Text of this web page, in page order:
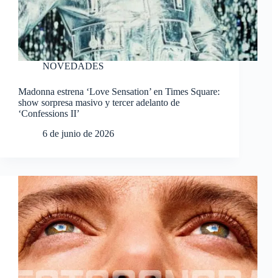
NOVEDADES
Madonna estrena ‘Love Sensation’ en Times Square:
show sorpresa masivo y tercer adelanto de
‘Confessions II’
6 de junio de 2026